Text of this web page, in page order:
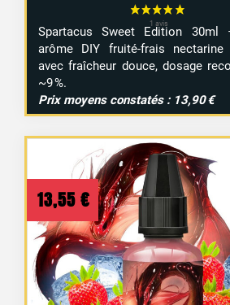
Spartacus Sweet Edition
arôme DIY fruité-frais
avec fraîcheur douce, dosage
~9 %.
Prix moyens constatés : 13,90 €
13,55 €